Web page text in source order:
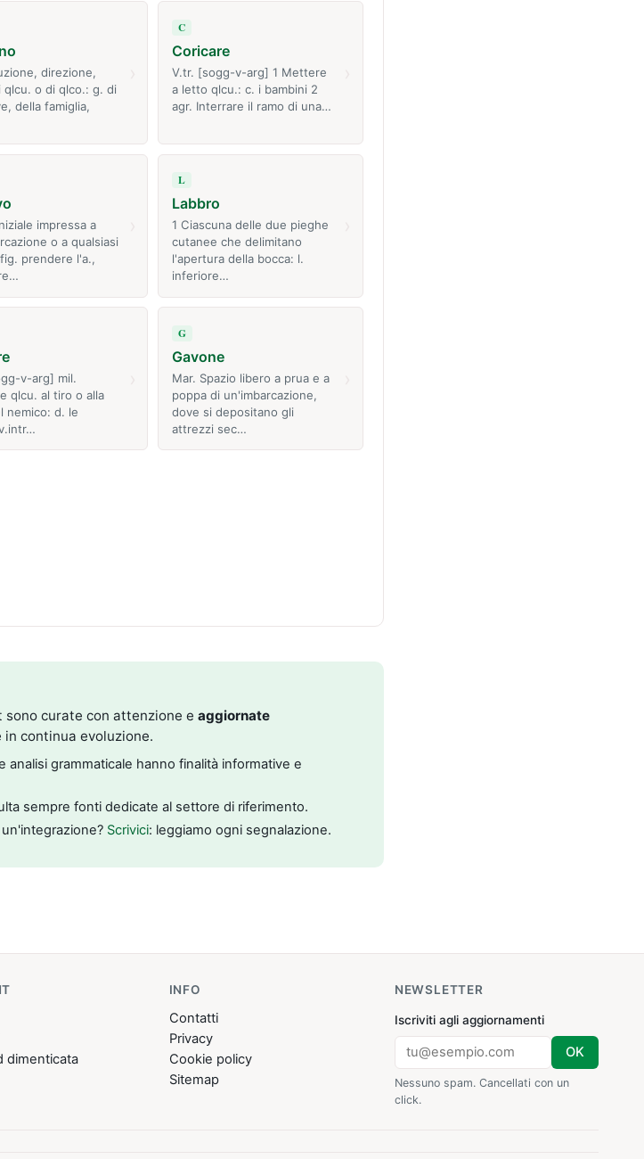
direzione,
qlcu. o di qlco.: g. di
della famiglia,
C
Coricare
V.tr. [sogg-v-arg] 1 Mettere
a letto qlcu.: c. i bambini 2
agr. Interrare il ramo di una…
impressa a
o a qualsiasi
prendere l'a.,
L
Labbro
1 Ciascuna delle due pieghe
cutanee che delimitano
l'apertura della bocca: l.
inferiore…
v-arg] mil.
qlcu. al tiro o alla
nemico: d. le
G
Gavone
Mar. Spazio libero a prua e a
poppa di un'imbarcazione,
dove si depositano gli
attrezzi sec…
curate con attenzione e aggiornate
in continua evoluzione.
analisi grammaticale hanno finalità informative e
sempre fonti dedicate al settore di riferimento.
Scrivici: leggiamo ogni segnalazione.
dimenticata
INFO
Contatti
Privacy
Cookie policy
Sitemap
NEWSLETTER
Iscriviti agli aggiornamenti
OK
Nessuno spam. Cancellati con un
click.